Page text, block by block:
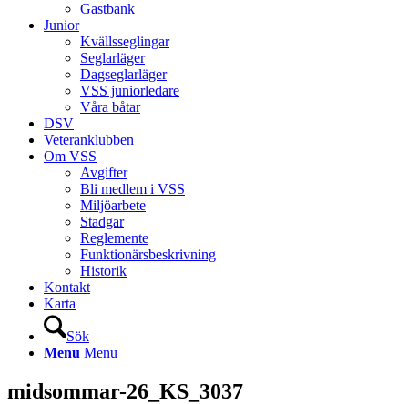
Gastbank
Junior
Kvällsseglingar
Seglarläger
Dagseglarläger
VSS juniorledare
Våra båtar
DSV
Veteranklubben
Om VSS
Avgifter
Bli medlem i VSS
Miljöarbete
Stadgar
Reglemente
Funktionärsbeskrivning
Historik
Kontakt
Karta
Sök
Menu Menu
midsommar-26_KS_3037